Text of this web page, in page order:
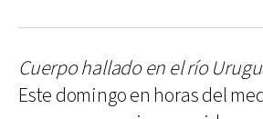
Cuerpo hallado en el río
Este domingo en horas del